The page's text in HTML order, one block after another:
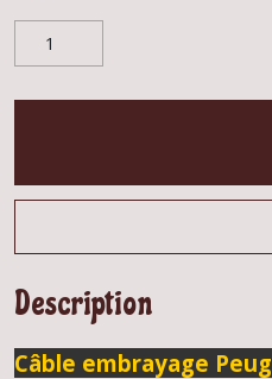
Description
Câble embrayage